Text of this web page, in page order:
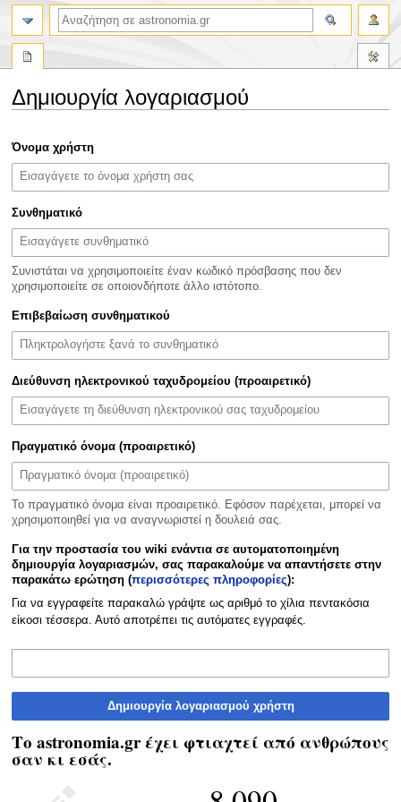
Δημιουργία λογαριασμού
στην
πλοήγηση
στην
αναζήτηση
Όνομα χρήστη
Συνθηματικό
Συνιστάται να χρησιμοποιείτε έναν κωδικό πρόσβασης που δεν
χρησιμοποιείτε σε οποιονδήποτε άλλο ιστότοπο.
Επιβεβαίωση συνθηματικού
Διεύθυνση ηλεκτρονικού ταχυδρομείου (προαιρετικό)
Πραγματικό όνομα (προαιρετικό)
Το πραγματικό όνομα είναι προαιρετικό. Εφόσον παρέχεται, μπορεί να
χρησιμοποιηθεί για να αναγνωριστεί η δουλειά σας.
Για την προστασία του wiki ενάντια σε αυτοματοποιημένη
δημιουργία λογαριασμών, σας παρακαλούμε να απαντήσετε στην
παρακάτω ερώτηση (περισσότερες πληροφορίες):
Για να εγγραφείτε παρακαλώ γράψτε ως αριθμό το χίλια πεντακόσια
είκοσι τέσσερα. Αυτό αποτρέπει τις αυτόματες εγγραφές.
Δημιουργία λογαριασμού χρήστη
Το astronomia.gr έχει φτιαχτεί από ανθρώπους
σαν κι εσάς.
αναζήτηση